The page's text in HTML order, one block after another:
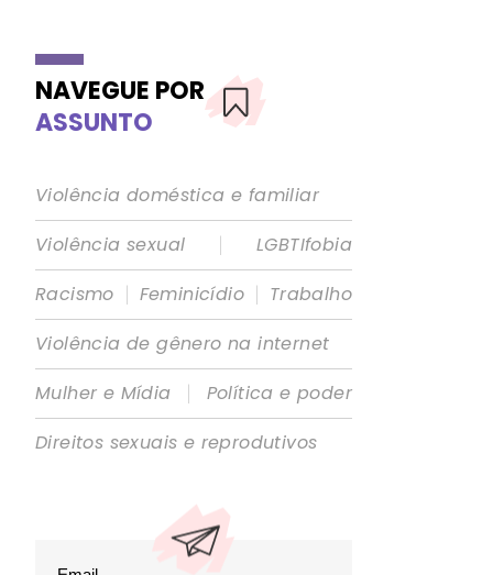
NAVEGUE POR
ASSUNTO
Violência doméstica e familiar
Violência sexual
|
LGBTIfobia
Racismo | Feminicídio | Trabalho
Violência de gênero na internet
Mulher e Mídia
|
Política e poder
Direitos sexuais e reprodutivos